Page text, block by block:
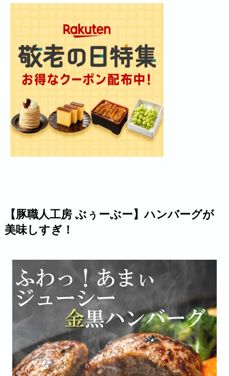
【豚職人工房 ぶぅーぶー】ハンバーグが
美味しすぎ！